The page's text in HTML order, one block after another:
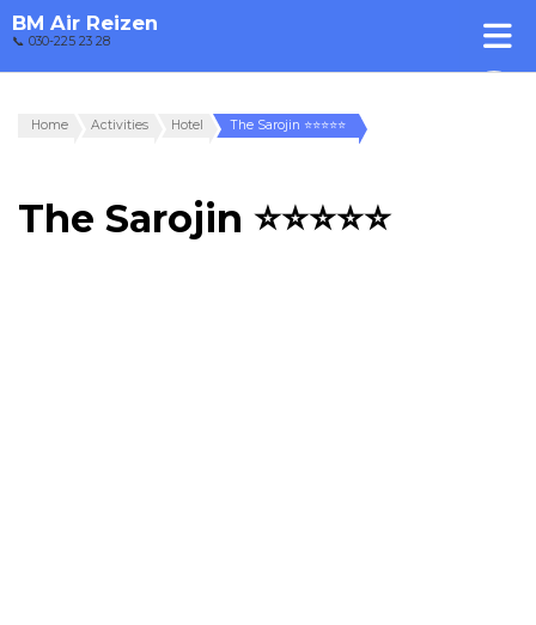
BM Air Reizen
📞 030-225 23 28
Home Activities Hotel The Sarojin ⭐⭐⭐⭐⭐
The Sarojin ⭐⭐⭐⭐⭐